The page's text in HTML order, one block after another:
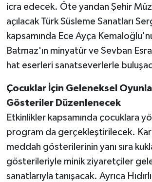
icra edecek. Öte yandan Şehir
açılacak Türk Süsleme Sanatları
kapsamında Ece Ayça
Batmaz'ın minyatür ve Sevban Esra
hat eserleri sanatseverlerle
Çocuklar İçin Geleneksel
Gösteriler Düzenlenecek
Etkinlikler kapsamında çocuklara
program da gerçekleştirilecek.
meddah gösterilerinin yanı sıra
gösterileriyle minik ziyaretçiler
sanatlarıyla tanışacak. Ayrıca